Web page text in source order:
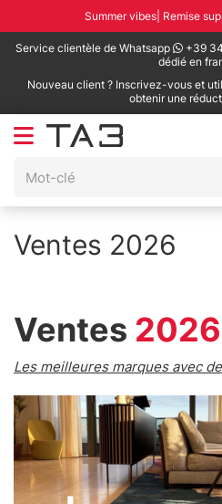
Summer vibes| Remise
Service clientèle de Whatsapp
+39
dédié en
Nouveau client ? Inscrivez-vous et
obtenir une
Ventes 2026
Ventes 2026
Les meilleures marques avec